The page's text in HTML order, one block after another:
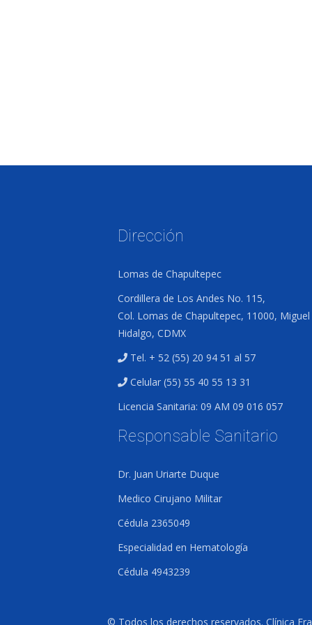
Dirección
Lomas de Chapultepec
Cordillera de Los Andes No. 115,
Col. Lomas de Chapultepec, 11000, Miguel
Hidalgo, CDMX
Tel. + 52 (55) 20 94 51 al 57
Celular (55) 55 40 55 13 31
Licencia Sanitaria: 09 AM 09 016 057
Responsable Sanitario
Dr. Juan Uriarte Duque
Medico Cirujano Militar
Cédula 2365049
Especialidad en Hematología
Cédula 4943239
© Todos los derechos reservados. Clínica